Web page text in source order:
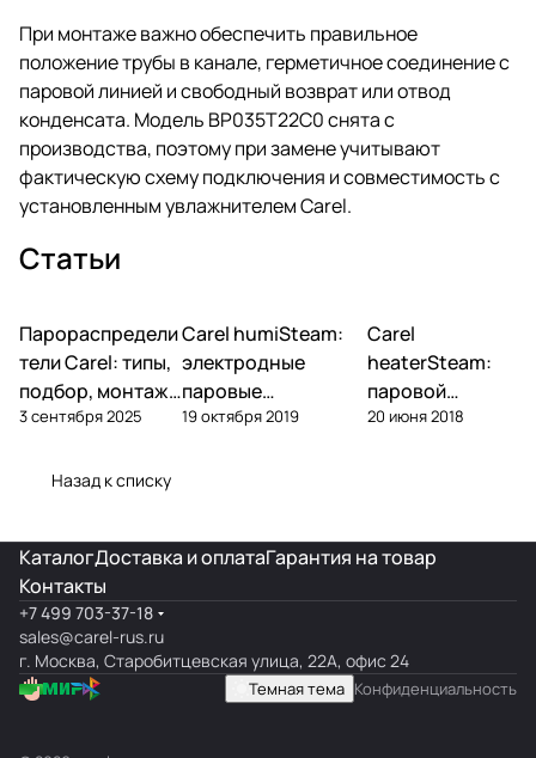
При монтаже важно обеспечить правильное
положение трубы в канале, герметичное соединение с
паровой линией и свободный возврат или отвод
конденсата. Модель BP035T22C0 снята с
производства, поэтому при замене учитывают
фактическую схему подключения и совместимость с
установленным увлажнителем Carel.
Статьи
Увлажнение
Парораспредели
тели Carel: типы,
подбор, монтаж
— DP, VRDXL,
3 сентября 2025
Увлажнение
Carel humiSteam:
электродные
паровые
увлажнители —
19 октября 2019
Увлажнение
Carel
heaterSteam:
паровой
увлажнитель с
20 июня 2018
Назад к списку
КаталогДоставка и оплатаГарантия на товар
Контакты
+7 499 703-37-18
sales@carel-rus.ru
г. Москва, Старобитцевская улица, 22А, офис 24
Темная тема Конфиденциальность